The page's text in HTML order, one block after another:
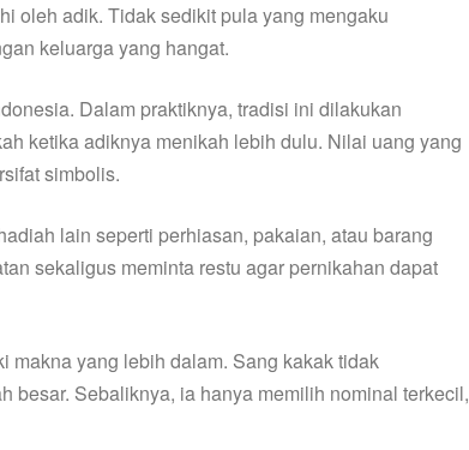
oleh adik. Tidak sedikit pula yang mengaku
keluarga yang hangat.
Dalam praktiknya, tradisi ini dilakukan
ketika adiknya menikah lebih dulu. Nilai uang yang
simbolis.
lain seperti perhiasan, pakaian, atau barang
sekaligus meminta restu agar pernikahan dapat
makna yang lebih dalam. Sang kakak tidak
besar. Sebaliknya, ia hanya memilih nominal terkecil,